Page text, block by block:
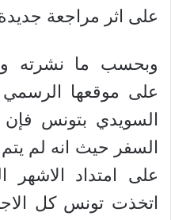
على اثر مراجعة
وبحسب ما نشرته
على موقعها الرسمي
السويدي بتونس
السفر حيث انه لم
على امتداد الاشهر
اتخذت تونس كل